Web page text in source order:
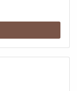
Composition du
Pro 1 × Home
EZVIZ
DL01 Pro en
et des clés
par code PIN